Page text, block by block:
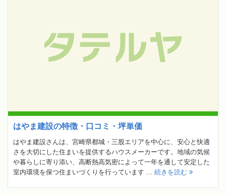
はやま建設の特徴・口コミ・坪単価
はやま建設さんは、宮崎県都城・三股エリアを中心に、安心と快適
さを大切にした住まいを提供するハウスメーカーです。地域の気候
や暮らしに寄り添い、高断熱高気密によって一年を通して安定した
室内環境を保つ住まいづくりを行っています ... 続きを読む